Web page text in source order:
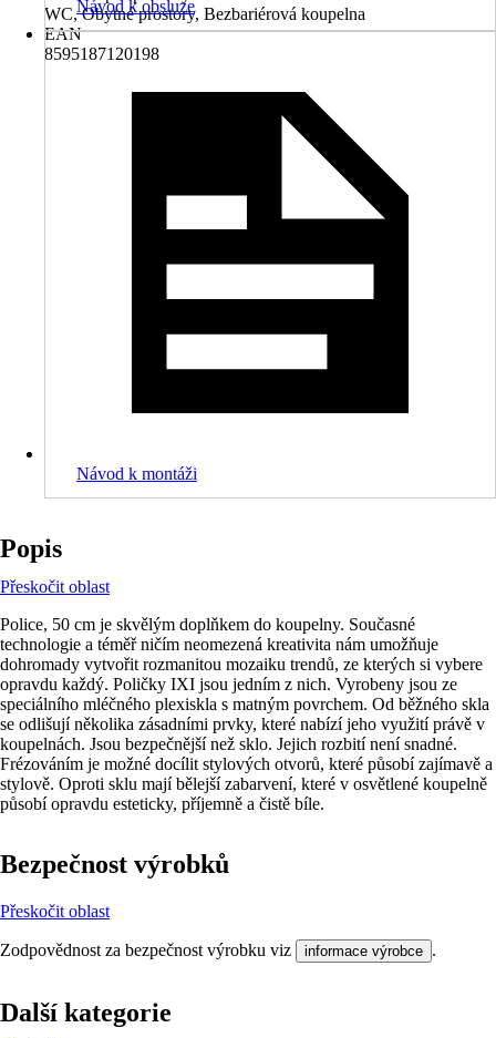
WC, Obytné prostory, Bezbariérová koupelna
EAN
8595187120198
Návod k obsluze
Návod k montáži
Popis
Přeskočit oblast
Police, 50 cm je skvělým doplňkem do koupelny. Současné
technologie a téměř ničím neomezená kreativita nám umožňuje
dohromady vytvořit rozmanitou mozaiku trendů, ze kterých si vybere
opravdu každý. Poličky IXI jsou jedním z nich. Vyrobeny jsou ze
speciálního mléčného plexiskla s matným povrchem. Od běžného skla
se odlišují několika zásadními prvky, které nabízí jeho využití právě v
koupelnách. Jsou bezpečnější než sklo. Jejich rozbití není snadné.
Frézováním je možné docílit stylových otvorů, které působí zajímavě a
stylově. Oproti sklu mají bělejší zabarvení, které v osvětlené koupelně
působí opravdu esteticky, příjemně a čistě bíle.
Bezpečnost výrobků
Přeskočit oblast
Zodpovědnost za bezpečnost výrobku viz informace výrobce .
Další kategorie